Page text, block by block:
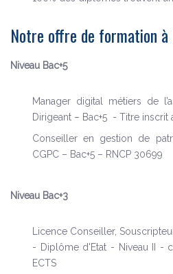
Notre offre de formation
Niveau Bac+5
Manager digital métiers de
Dirigeant – Bac+5 - Titre inscrit
Conseiller en gestion de
CGPC – Bac+5 – RNCP 30699
Niveau Bac+3
Licence Conseiller,
- Diplôme d'Etat - Niveau II -
ECTS